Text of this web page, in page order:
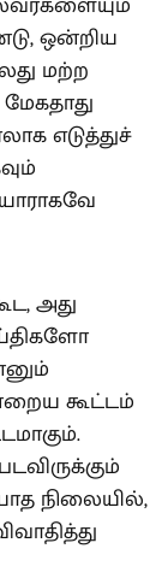
ஒன்றிய
மற்ற
எடுத்துச்
அது
கூட்டம்
நிலையில்,